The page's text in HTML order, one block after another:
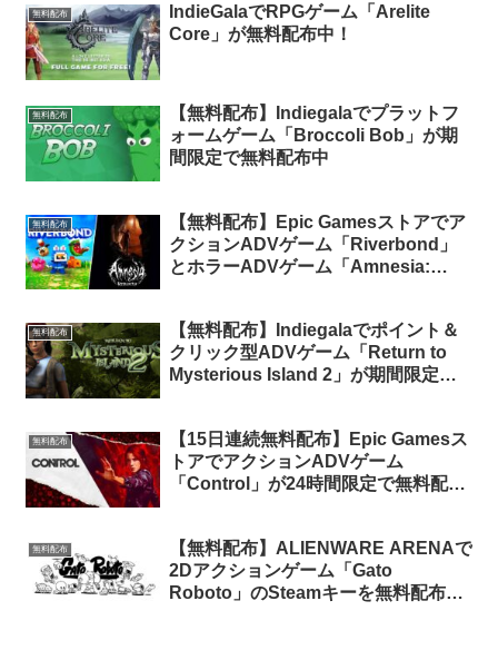
無料配布
IndieGalaでRPGゲーム「Arelite
Core」が無料配布中！
無料配布
【無料配布】Indiegalaでプラットフ
ォームゲーム「Broccoli Bob」が期
間限定で無料配布中
無料配布
【無料配布】Epic Gamesストアでア
クションADVゲーム「Riverbond」
とホラーADVゲーム「Amnesia:
無料配布
【無料配布】Indiegalaでポイント＆
クリック型ADVゲーム「Return to
Mysterious Island 2」が期間限定で
無料配布
【15日連続無料配布】Epic Gamesス
トアでアクションADVゲーム
「Control」が24時間限定で無料配布
無料配布
【無料配布】ALIENWARE ARENAで
2Dアクションゲーム「Gato
Roboto」のSteamキーを無料配布中